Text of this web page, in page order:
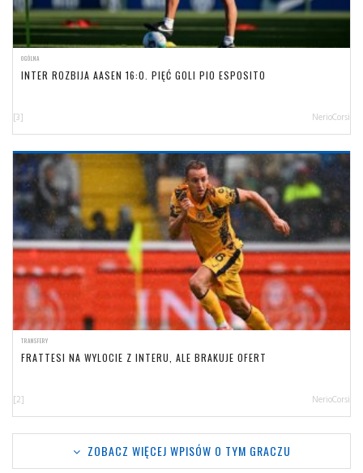
OGÓLNA
INTER ROZBIJA AASEN 16:0. PIĘĆ GOLI PIO ESPOSITO
[3] NerioCorsi
TRANSFERY
FRATTESI NA WYLOCIE Z INTERU, ALE BRAKUJE OFERT
[2] NerioCorsi
ZOBACZ WIĘCEJ WPISÓW O TYM GRACZU